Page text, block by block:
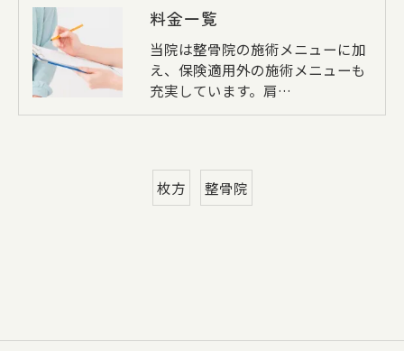
料金一覧
当院は整骨院の施術メニューに加
え、保険適用外の施術メニューも
充実しています。肩…
枚方 整骨院